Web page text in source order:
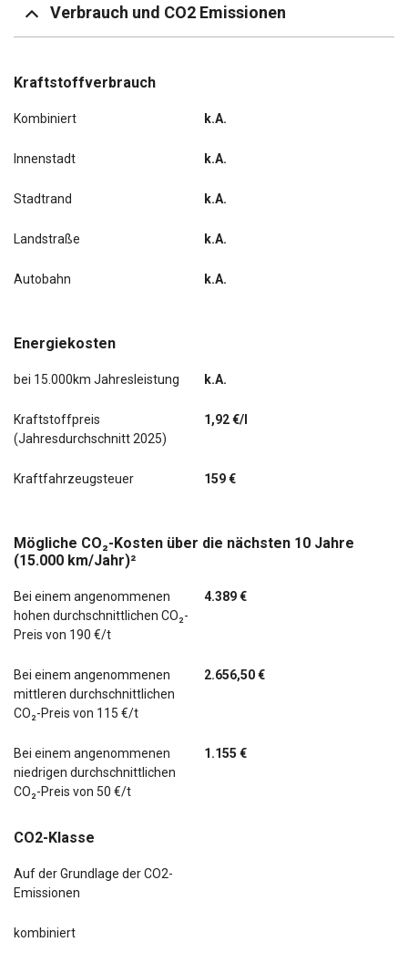
Verbrauch und CO2 Emissionen
Kraftstoffverbrauch
Kombiniert k.A.
Innenstadt k.A.
Stadtrand k.A.
Landstraße k.A.
Autobahn k.A.
Energiekosten
bei 15.000km Jahresleistung k.A.
Kraftstoffpreis
(Jahresdurchschnitt 2025)
1,92 €/l
Kraftfahrzeugsteuer 159 €
Mögliche CO₂-Kosten über die nächsten 10 Jahre
(15.000 km/Jahr)²
Bei einem angenommenen
hohen durchschnittlichen CO₂-
Preis von 190 €/t
4.389 €
Bei einem angenommenen
mittleren durchschnittlichen
CO₂-Preis von 115 €/t
2.656,50 €
Bei einem angenommenen
niedrigen durchschnittlichen
CO₂-Preis von 50 €/t
1.155 €
CO2-Klasse
Auf der Grundlage der CO2-
Emissionen
kombiniert